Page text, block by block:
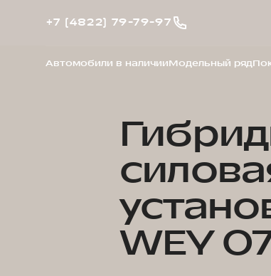
+7 (4822) 79-79-97
Автомобили в наличииМодельный ряд
WEY